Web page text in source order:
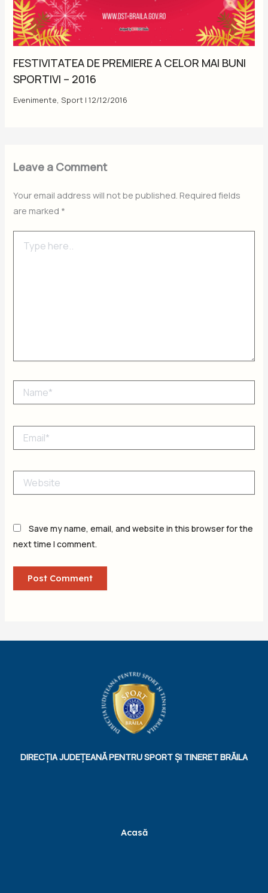
FESTIVITATEA DE PREMIERE A CELOR MAI BUNI
SPORTIVI – 2016
Evenimente,Sport |12/12/2016
Leave a Comment
Your email address will not be published. Required fields
are marked *
here..
Save my name, email, and website in this browser for the
next time I comment.
DIRECȚIA JUDEȚEANĂ PENTRU SPORT ȘI TINERET BRĂILA
Acasă